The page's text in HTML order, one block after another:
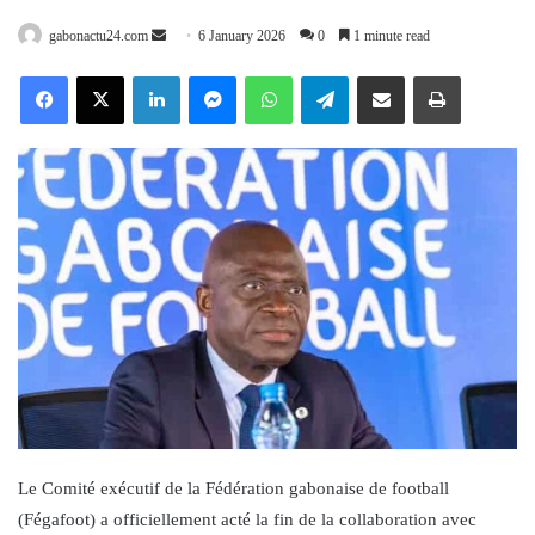
gabonactu24.com
Send 6 January 2026 0 1 minute read
FacebookX LinkedInMessengerWhatsAppTelegramShare via Email Print
Le Comité exécutif de la Fédération gabonaise de football
(Fégafoot) a officiellement acté la fin de la collaboration avec